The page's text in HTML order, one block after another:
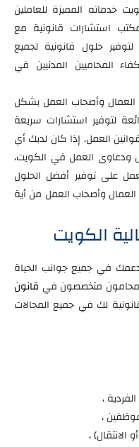
خدماته المميزة للعاملين
استشارات قانونية مع
حلول قانونية لجميع
المحاميين المدنيين في
وأصحاب العمل بشكل
لتوفير استشارات سريعة
العمل. إذا كان لديك أي
ودعاوى العمل في الكويت،
على توفير أفضل الحلول
وأصحاب العمل من أية
الكويت
في جميع جوانب الحياة
محامون متخصصون في قانون
لك في جميع المجالات
،
،
الانتقال) ،